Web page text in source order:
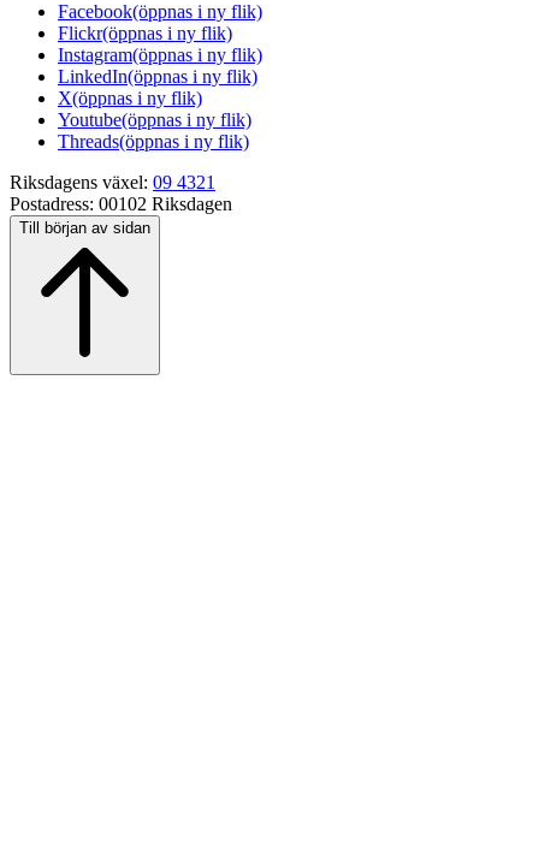
Facebook(öppnas i ny flik)
Flickr(öppnas i ny flik)
Instagram(öppnas i ny flik)
LinkedIn(öppnas i ny flik)
X(öppnas i ny flik)
Youtube(öppnas i ny flik)
Threads(öppnas i ny flik)
Riksdagens växel: 09 4321
Postadress: 00102 Riksdagen
Till början av sidan